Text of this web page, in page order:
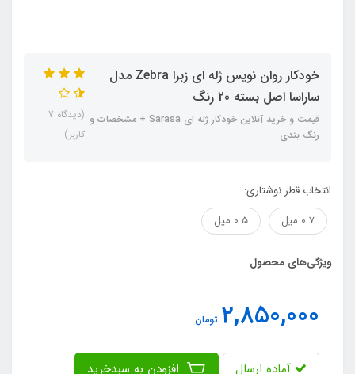
خودکار روان نویس ژله ای زبرا Zebra مدل
ساراسا اصل بسته 20 رنگ
قیمت و خرید آنلاین خودکار ژله ای Sarasa + مشخصات و
رنگ بندی
(دیدگاه 7
کاربر)
انتخاب قطر نوشتاری:
0.7 میل
0.5 میل
ویژگی‌های محصول
2,850,000 تومان
آماده ارسال